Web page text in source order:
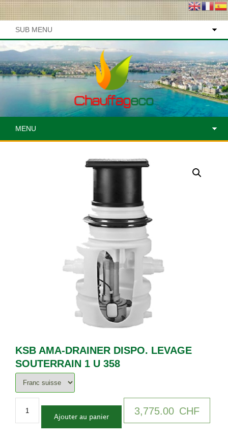
SUB MENU
MENU
KSB AMA-DRAINER DISPO. LEVAGE
SOUTERRAIN 1 U 358
KSB
Ajouter au panier
3,775.00 CHF